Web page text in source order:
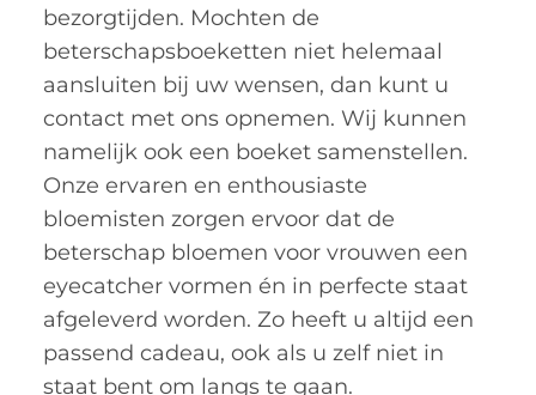
bezorgtijden. Mochten de
beterschapsboeketten niet helemaal
aansluiten bij uw wensen, dan kunt u
contact met ons opnemen. Wij kunnen
namelijk ook een boeket samenstellen.
Onze ervaren en enthousiaste
bloemisten zorgen ervoor dat de
beterschap bloemen voor vrouwen een
eyecatcher vormen én in perfecte staat
afgeleverd worden. Zo heeft u altijd een
passend cadeau, ook als u zelf niet in
staat bent om langs te gaan.